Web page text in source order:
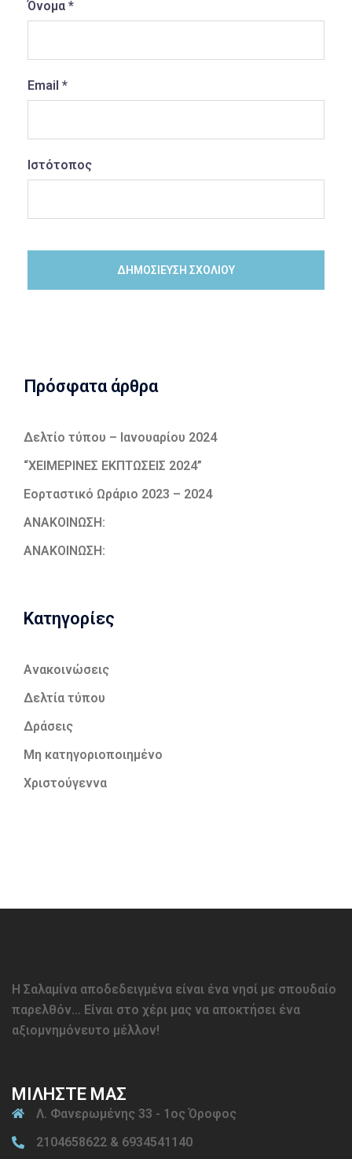
Όνομα *
Email *
Ιστότοπος
Πρόσφατα άρθρα
Δελτίο τύπου – Ιανουαρίου 2024
“ΧΕΙΜΕΡΙΝΕΣ ΕΚΠΤΩΣΕΙΣ 2024”
Εορταστικό Ωράριο 2023 – 2024
ΑΝΑΚΟΙΝΩΣΗ:
ΑΝΑΚΟΙΝΩΣΗ:
Kατηγορίες
Ανακοινώσεις
Δελτία τύπου
Δράσεις
Μη κατηγοριοποιημένο
Χριστούγεννα
Η Σαλαμίνα αποδεδειγμένα είναι ένα νησί με σπουδαίο
παρελθόν… Είναι στο χέρι μας να αποκτήσει ένα
αξιομνημόνευτο μέλλον!
ΜΙΛΗΣΤΕ ΜΑΣ
Λ. Φανερωμένης 33 - 1ος Όροφος
2104658622 & 6934541140